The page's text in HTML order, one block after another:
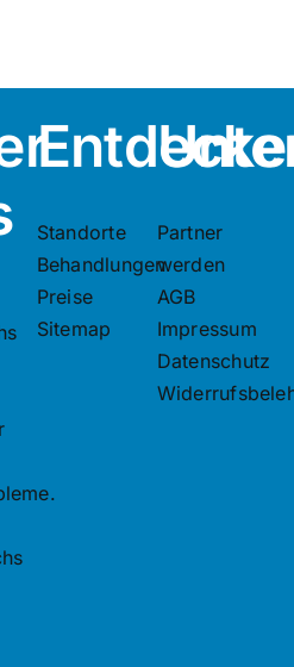
Standorte
Behandlungen
Preise
Sitemap
Partner
werden
AGB
Impressum
Datenschutz